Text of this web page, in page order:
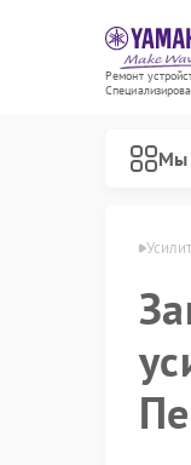
Ремонт
Мы